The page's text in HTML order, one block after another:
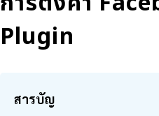
Plugin
สารบัญ